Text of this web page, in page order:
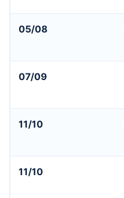
05/08
07/09
11/10
11/10